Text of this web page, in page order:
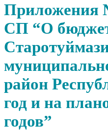
Приложения
СП “О
район
год и на
годов”